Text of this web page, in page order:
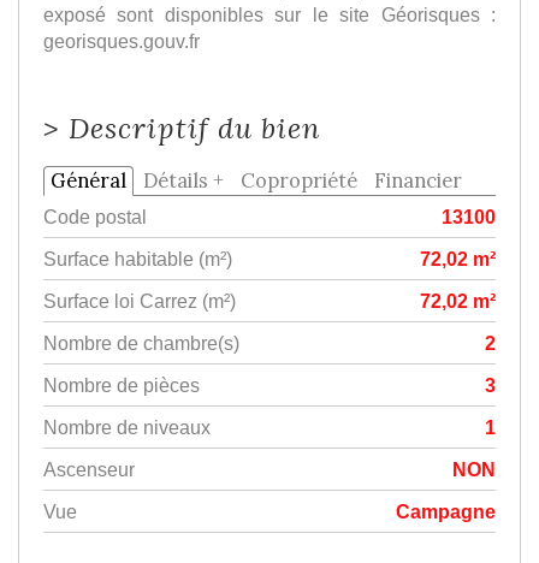
exposé sont disponibles sur le site Géorisques :
georisques.gouv.fr
> Descriptif du bien
Général Détails + Copropriété Financier
Code postal
13100
Surface habitable (m²)
72,02 m²
Surface loi Carrez (m²)
72,02 m²
Nombre de chambre(s)
2
Nombre de pièces
3
Nombre de niveaux
1
Ascenseur
NON
Vue
Campagne